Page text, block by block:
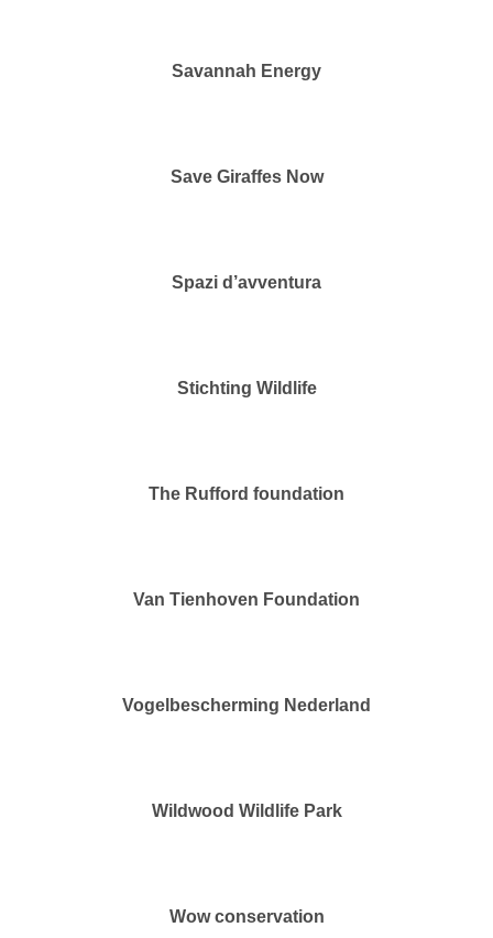
Savannah Energy
Save Giraffes Now
Spazi d’avventura
Stichting Wildlife
The Rufford foundation
Van Tienhoven Foundation
Vogelbescherming Nederland
Wildwood Wildlife Park
Wow conservation